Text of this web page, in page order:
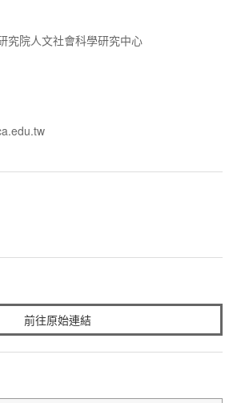
究院人文社會科學研究中心
前往原始連結